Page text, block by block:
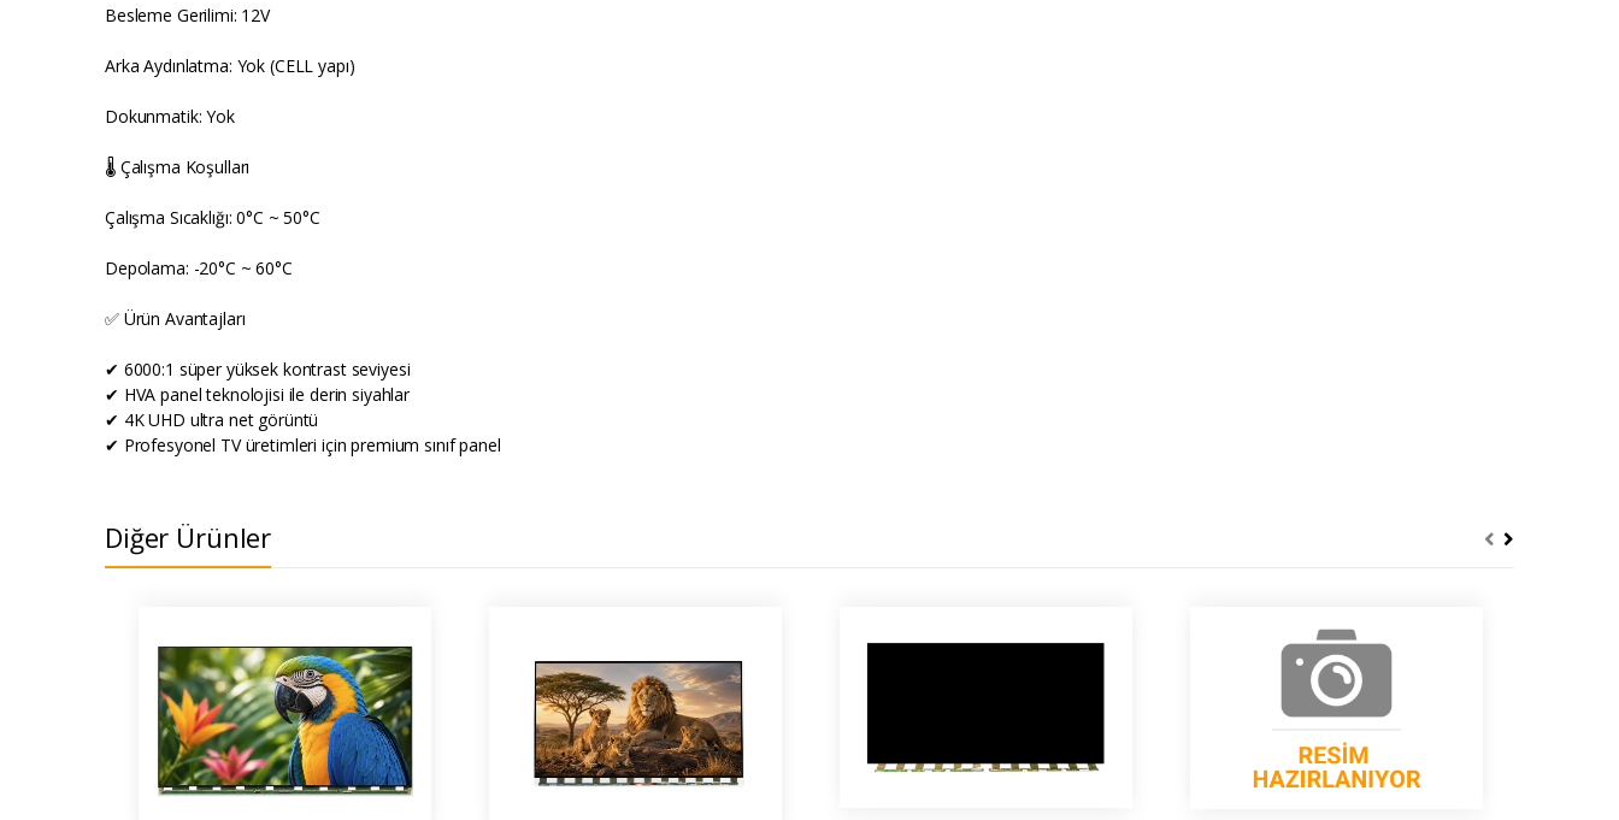
Besleme Gerilimi: 12V
Arka Aydınlatma: Yok (CELL yapı)
Dokunmatik: Yok
🌡️ Çalışma Koşulları
Çalışma Sıcaklığı: 0°C ~ 50°C
Depolama: -20°C ~ 60°C
✅ Ürün Avantajları
✔ 6000:1 süper yüksek kontrast seviyesi
✔ HVA panel teknolojisi ile derin siyahlar
✔ 4K UHD ultra net görüntü
✔ Profesyonel TV üretimleri için premium sınıf panel
Diğer Ürünler